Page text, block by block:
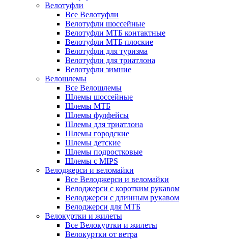
Велотуфли
Все Велотуфли
Велотуфли шоссейные
Велотуфли МТБ контактные
Велотуфли МТБ плоские
Велотуфли для туризма
Велотуфли для триатлона
Велотуфли зимние
Велошлемы
Все Велошлемы
Шлемы шоссейные
Шлемы МТБ
Шлемы фулфейсы
Шлемы для триатлона
Шлемы городские
Шлемы детские
Шлемы подростковые
Шлемы с MIPS
Велоджерси и веломайки
Все Велоджерси и веломайки
Велоджерси с коротким рукавом
Велоджерси с длинным рукавом
Велоджерси для МТБ
Велокуртки и жилеты
Все Велокуртки и жилеты
Велокуртки от ветра